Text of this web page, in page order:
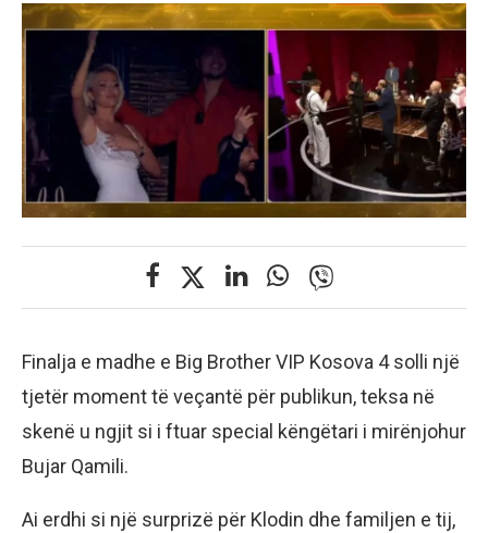
Finalja e madhe e Big Brother VIP Kosova 4 solli një
tjetër moment të veçantë për publikun, teksa në
skenë u ngjit si i ftuar special këngëtari i mirënjohur
Bujar Qamili.
Ai erdhi si një surprizë për Klodin dhe familjen e tij,